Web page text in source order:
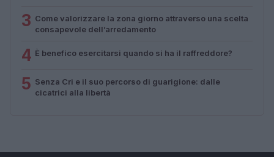
3 Come valorizzare la zona giorno attraverso una scelta
consapevole dell’arredamento
4 È benefico esercitarsi quando si ha il raffreddore?
5 Senza Cri e il suo percorso di guarigione: dalle
cicatrici alla libertà